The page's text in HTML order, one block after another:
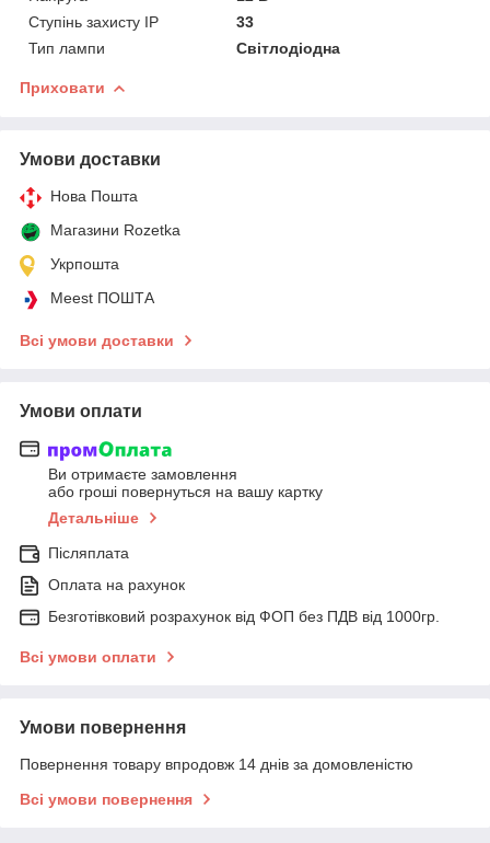
Ступінь захисту IP
33
Тип лампи
Світлодіодна
Приховати
Умови доставки
Нова Пошта
Магазини Rozetka
Укрпошта
Meest ПОШТА
Всі умови доставки
Умови оплати
Ви отримаєте замовлення
або гроші повернуться на вашу картку
Детальніше
Післяплата
Оплата на рахунок
Безготівковий розрахунок від ФОП без ПДВ від 1000гр.
Всі умови оплати
Умови повернення
Повернення товару впродовж 14 днів за домовленістю
Всі умови повернення